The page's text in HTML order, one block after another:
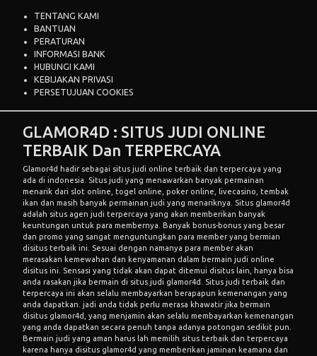
TENTANG KAMI
BANTUAN
PERATURAN
INFORMASI BANK
HUBUNGI KAMI
KEBIJAKAN PRIVASI
PERSETUJUAN COOKIES
GLAMOR4D : SITUS JUDI ONLINE
TERBAIK Dan TERPERCAYA
Glamor4d hadir sebagai situs judi online terbaik dan terpercaya yang
ada di indonesia. Situs judi yang menawarkan banyak permainan
menarik dari slot online, togel online, poker online, livecasino, tembak
ikan dan masih banyak permainan judi yang menariknya. Situs glamor4d
adalah situs agen judi terpercaya yang akan memberikan banyak
keuntungan untuk para membernya. Banyak bonus-bonus yang besar
dan promo yang sangat menguntungkan para member yang bermian
disitus terbaik ini. Sesuai dengan namanya para member akan
merasakan kemewahan dan kenyamanan dalam bermain judi online
disitus ini. Sensasi yang tidak akan dapat ditemui disitus lain, hanya bisa
anda rasakan jika bermain di situs judi glamor4d. Situs judi terbaik dan
terpercaya ini akan selalu membayarkan berapapun kemenangan yang
anda dapatkan. jadi anda tidak perlu merasa khawatir jika bermain
disitus glamor4d, yang menjamin akan selalu membayarkan kemenangan
yang anda dapatkan secara penuh tanpa adanya potongan sedikit pun.
Bermain judi yang aman harus lah memilih situs terbaik dan terpercaya
karena hanya disitus glamor4d yang memberikan jaminan keamana dan